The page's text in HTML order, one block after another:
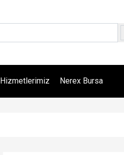
Hizmetlerimiz Nerex Bursa